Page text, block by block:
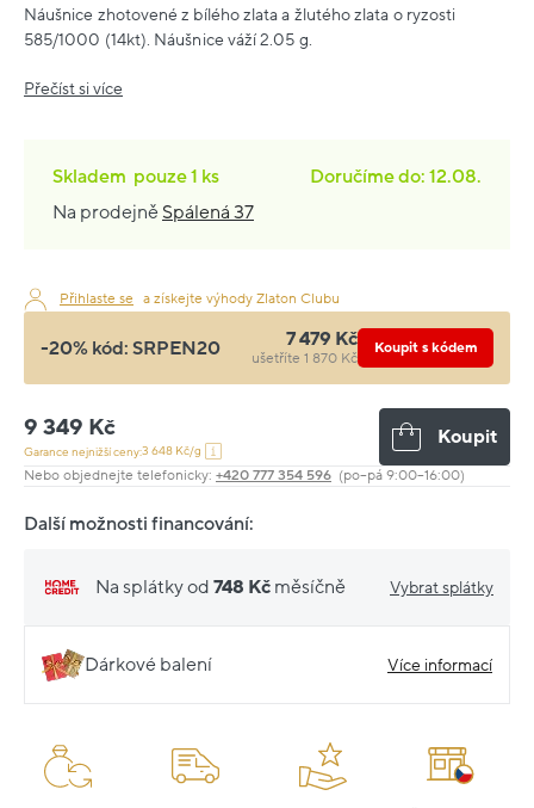
Náušnice zhotovené z bílého zlata a žlutého zlata o ryzosti
585/1000 (14kt). Náušnice váží 2.05 g.
Přečíst si více
Skladem pouze1 ks
Doručíme do: 12.08.
Na prodejně Spálená 37
Přihlaste se a získejte výhody Zlaton Clubu
-20% kód: SRPEN20 7 479 Kč
ušetříte 1 870 Kč
Koupit s kódem
9 349 Kč
Garance nejnižší ceny:3 648 Kč/g
Koupit
Nebo objednejte telefonicky: +420 777 354 596 (po–pá 9:00–16:00)
Další možnosti financování:
Na splátky od 748 Kč měsíčně Vybrat splátky
Dárkové balení Více informací